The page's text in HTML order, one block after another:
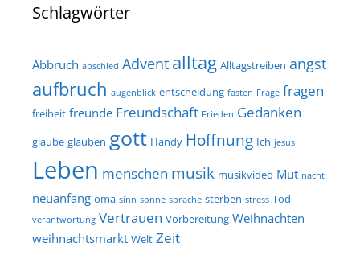
Schlagwörter
Abbruch abschied Advent alltag Alltagstreiben angst
aufbruch augenblick entscheidung fasten Frage fragen
freiheit freunde Freundschaft Frieden Gedanken
glaube glauben gott Handy Hoffnung Ich jesus
Leben menschen musik musikvideo Mut nacht
neuanfang oma sinn sonne sprache sterben stress Tod
verantwortung Vertrauen Vorbereitung Weihnachten
weihnachtsmarkt Welt Zeit